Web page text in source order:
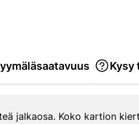
Kysy
jalkaosa. Koko kartion